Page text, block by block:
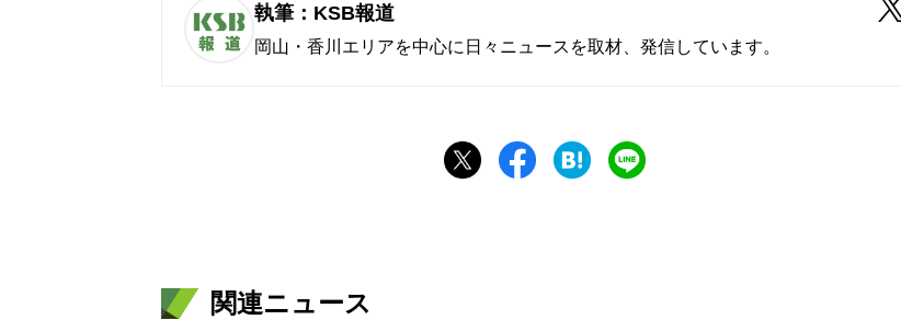
執筆：KSB報道
岡山・香川エリアを中心に日々ニュースを取材、発信しています。
関連ニュース